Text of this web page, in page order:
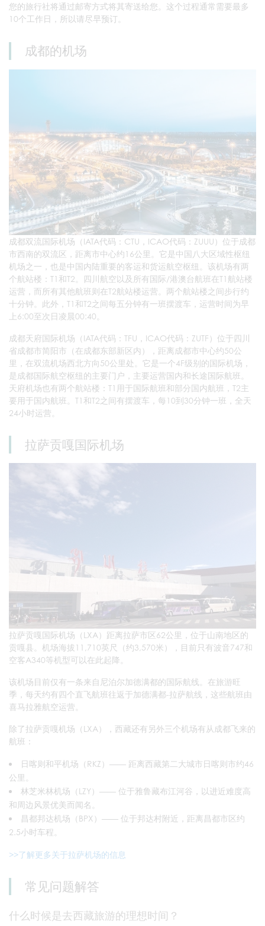
您的旅行社将通过邮寄方式将其寄送给您。这个过程通常需要最多
10个工作日，所以请尽早预订。
成都的机场
成都双流国际机场（IATA代码：CTU，ICAO代码：ZUUU）位于成都
市西南的双流区，距离市中心约16公里。它是中国八大区域性枢纽
机场之一，也是中国内陆重要的客运和货运航空枢纽。该机场有两
个航站楼：T1和T2。四川航空以及所有国际/港澳台航班在T1航站楼
运营，而所有其他航班则在T2航站楼运营。两个航站楼之间步行约
十分钟。此外，T1和T2之间每五分钟有一班摆渡车，运营时间为早
上6:00至次日凌晨00:40。
成都天府国际机场（IATA代码：TFU，ICAO代码：ZUTF）位于四川
省成都市简阳市（在成都东部新区内），距离成都市中心约50公
里，在双流机场西北方向50公里处。它是一个4F级别的国际机场，
是成都国际航空枢纽的主要门户，主要运营国内和长途国际航班。
天府机场也有两个航站楼：T1用于国际航班和部分国内航班，T2主
要用于国内航班。T1和T2之间有摆渡车，每10到30分钟一班，全天
24小时运营。
拉萨贡嘎国际机场
拉萨贡嘎国际机场（LXA）距离拉萨市区62公里，位于山南地区的
贡嘎县。机场海拔11,710英尺（约3,570米），目前只有波音747和
空客A340等机型可以在此起降。
该机场目前仅有一条来自尼泊尔加德满都的国际航线。在旅游旺
季，每天约有四个直飞航班往返于加德满都-拉萨航线，这些航班由
喜马拉雅航空运营。
除了拉萨贡嘎机场（LXA），西藏还有另外三个机场有从成都飞来的
航班：
日喀则和平机场（RKZ）—— 距离西藏第二大城市日喀则市约46
公里。
林芝米林机场（LZY）—— 位于雅鲁藏布江河谷，以进近难度高
和周边风景优美而闻名。
昌都邦达机场（BPX）—— 位于邦达村附近，距离昌都市区约
2.5小时车程。
>>了解更多关于拉萨机场的信息
常见问题解答
什么时候是去西藏旅游的理想时间？